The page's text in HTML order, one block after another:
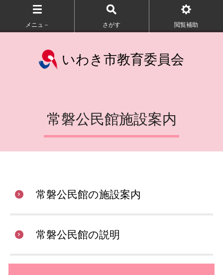
メニュ－ さがす 閲覧補助
いわき市教育委員会
常磐公民館施設案内
常磐公民館の施設案内
常磐公民館の説明